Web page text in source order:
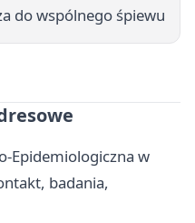
do wspólnego śpiewu
Epidemiologiczna w
badania,